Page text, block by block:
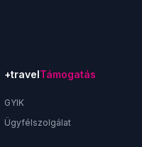
+travelTámogatás
GYIK
Ügyfélszolgálat